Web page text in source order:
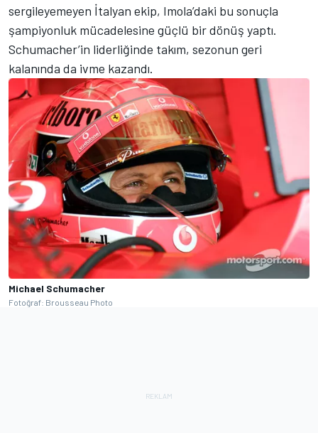
sergileyemeyen İtalyan ekip, Imola’daki bu sonuçla
şampiyonluk mücadelesine güçlü bir dönüş yaptı.
Schumacher’in liderliğinde takım, sezonun geri
kalanında da ivme kazandı.
Michael Schumacher
Fotoğraf: Brousseau Photo